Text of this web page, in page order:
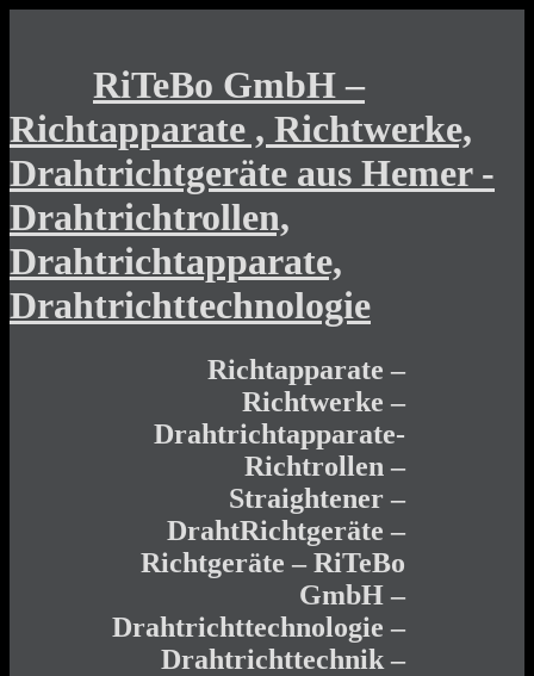
RiTeBo GmbH –
Richtapparate , Richtwerke,
Drahtrichtgeräte aus Hemer -
Drahtrichtrollen,
Drahtrichtapparate,
Drahtrichttechnologie
Richtapparate –
Richtwerke –
Drahtrichtapparate-
Richtrollen –
Straightener –
DrahtRichtgeräte –
Richtgeräte – RiTeBo
GmbH –
Drahtrichttechnologie –
Drahtrichttechnik –